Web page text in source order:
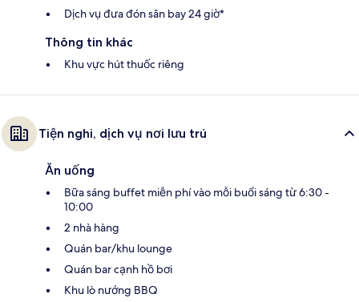
Dịch vụ đưa đón sân bay 24 giờ*
Thông tin khác
Khu vực hút thuốc riêng
Tiện nghi, dịch vụ nơi lưu trú
Ăn uống
Bữa sáng buffet miễn phí vào mỗi buổi sáng từ 6:30 -
10:00
2 nhà hàng
Quán bar/khu lounge
Quán bar cạnh hồ bơi
Khu lò nướng BBQ